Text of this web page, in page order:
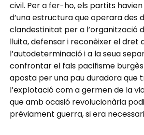
civil. Per a fer-ho, els partits
d’una estructura que operara des
clandestinitat per a l’organització
lluita, defensar i reconèixer el dret
l’autodeterminació i a la seua
confrontar el fals pacifisme
aposta per una pau duradora que
l’explotació com a germen de la
que amb ocasió revolucionària
prèviament guerra, si era